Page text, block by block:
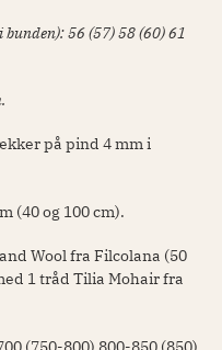
56 (57) 58 (60) 61
på pind 4 mm i
(40 og 100 cm).
Wool fra Filcolana (50
1 tråd Tilia Mohair fra